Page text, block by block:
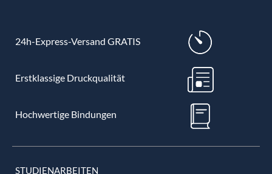
24h-Express-Versand GRATIS
Erstklassige Druckqualität
Hochwertige Bindungen
STUDIENARBEITEN